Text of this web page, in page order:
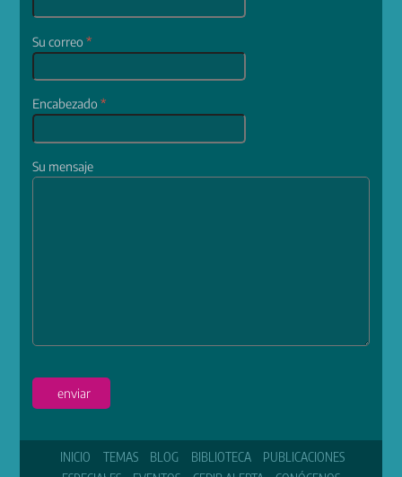
Su correo*
Encabezado*
Su mensaje
enviar
INICIO TEMAS BLOG BIBLIOTECA
PUBLICACIONES